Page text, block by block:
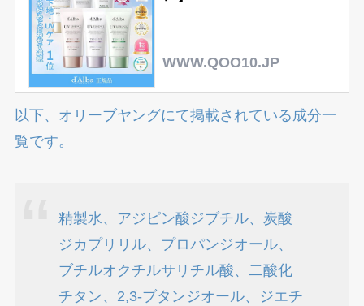
WWW.QOO10.JP
以下、オリーブヤングにて掲載されている成分一
覧です。
精製水、アジピン酸ジブチル、炭酸
ジカプリリル、プロパンジオール、
ブチルオクチルサリチル酸、二酸化
チタン、2,3-ブタンジオール、ジエチ